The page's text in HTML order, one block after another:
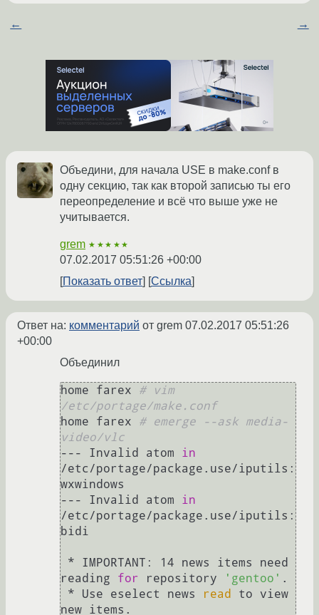
← →
Объедини, для начала USE в make.conf в
одну секцию, так как второй записью ты его
переопределение и всё что выше уже не
учитывается.
grem ★★★★★
07.02.2017 05:51:26 +00:00
Показать ответ
Ссылка
Ответ на: комментарий от grem 07.02.2017 05:51:26
+00:00
Объединил
home farex # vim
/etc/portage/make.conf
home farex # emerge --ask media-
video/vlc
--- Invalid atom in
/etc/portage/package.use/iputils:
wxwindows
--- Invalid atom in
/etc/portage/package.use/iputils:
bidi
reading for repository 'gentoo' .
* Use eselect news
read
to view
new items.